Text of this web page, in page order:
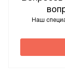
Наш